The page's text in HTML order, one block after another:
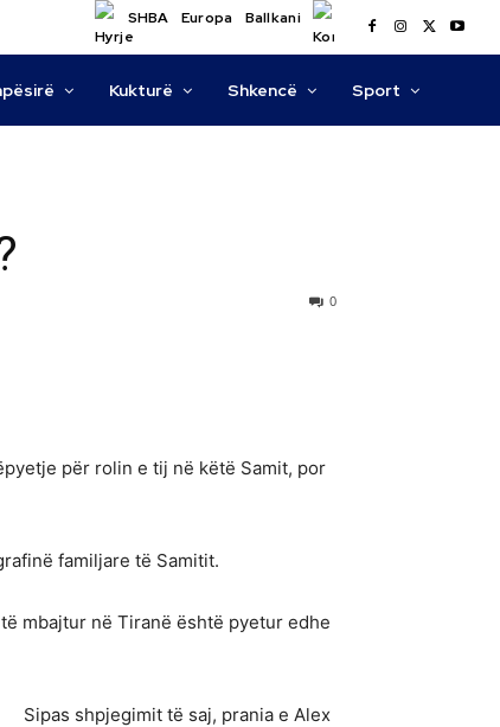
SHBA Europa Ballkani
Kukturë Shkencë Sport
0
për rolin e tij në këtë Samit, por
familjare të Samitit.
mbajtur në Tiranë është pyetur edhe
Sipas shpjegimit të saj, prania e Alex